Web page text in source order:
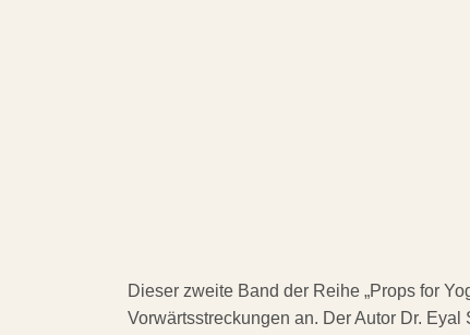
Dieser zweite Band der Reihe „Props for
Vorwärtsstreckungen an. Der Autor Dr.